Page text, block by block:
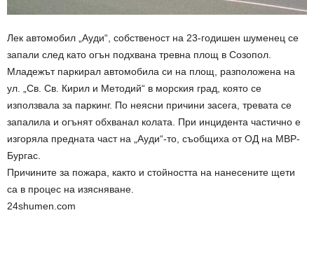
Лек автомобил „Ауди“, собственост на 23-годишен шуменец се
запали след като огън подхвана тревна площ в Созопол.
Младежът паркирал автомобила си на площ, разположена на
ул. „Св. Св. Кирил и Методий“ в морския град, която се
използвала за паркинг. По неясни причини засега, тревата се
запалила и огънят обхванал колата. При инцидента частично е
изгоряла предната част на „Ауди“-то, съобщиха от ОД на МВР-
Бургас.
Причините за пожара, както и стойността на нанесените щети
са в процес на изясняване.
24shumen.com